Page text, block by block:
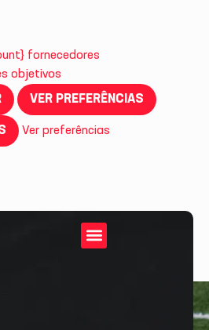
fornecedores
objetivos
VER PREFERÊNCIAS
Ver preferências